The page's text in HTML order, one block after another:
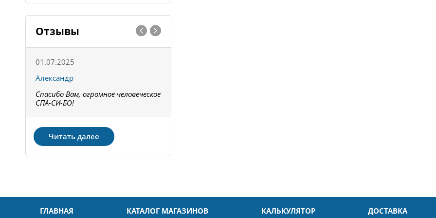
Отзывы
01.07.2025
Александр
Спасибо Вам, огромное человеческое
СПА-СИ-БО!
Читать далее
ГЛАВНАЯ КАТАЛОГ МАГАЗИНОВ КАЛЬКУЛЯТОР ДОСТАВКА